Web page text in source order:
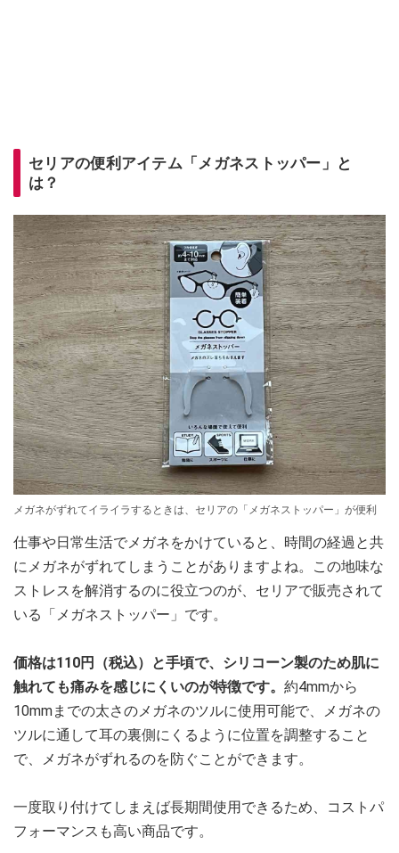
セリアの便利アイテム「メガネストッパー」と
は？
メガネがずれてイライラするときは、セリアの「メガネストッパー」が便利
仕事や日常生活でメガネをかけていると、時間の経過と共
にメガネがずれてしまうことがありますよね。この地味な
ストレスを解消するのに役立つのが、セリアで販売されて
いる「メガネストッパー」です。
価格は110円（税込）と手頃で、シリコーン製のため肌に
触れても痛みを感じにくいのが特徴です。 約4mmから
10mmまでの太さのメガネのツルに使用可能で、メガネの
ツルに通して耳の裏側にくるように位置を調整すること
で、メガネがずれるのを防ぐことができます。
一度取り付けてしまえば長期間使用できるため、コストパ
フォーマンスも高い商品です。